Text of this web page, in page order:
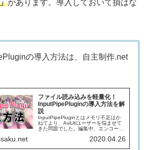
があります。導入しておいて損はな
の導入方法は、自主制作.net
ファイル読み込みを軽量化！
InputPipePluginの導入方法を解
説
InputPipePluginとはメモリ不足はか
ねてより、AviUtlユーザーを悩ませて
きた問題でした。編集中、エンコード
て吹き飛ばしてしまう恐怖と怯えなが
2020.04.26